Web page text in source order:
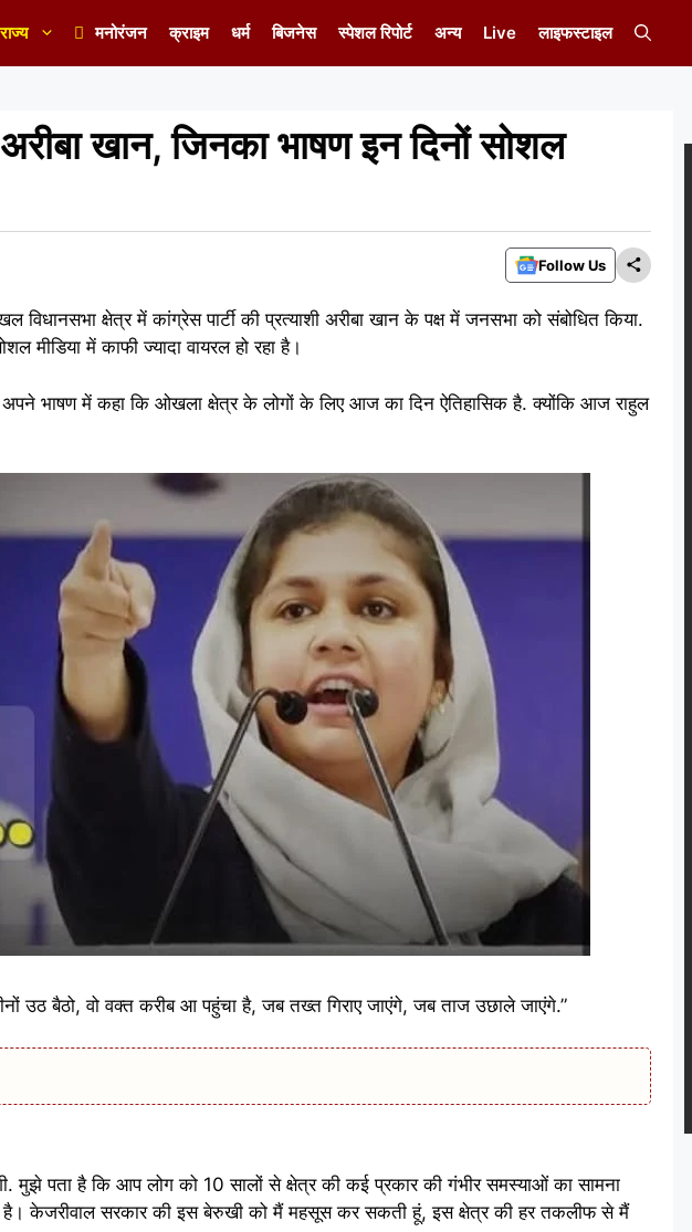
राज्य मनोरंजन क्राइम धर्म बिजनेस स्पेशल रिपोर्ट अन्य Live लाइफस्टाइल
खान, जिनका भाषण इन दिनों सोशल
Follow Us
क्षेत्र में कांग्रेस पार्टी की प्रत्याशी अरीबा खान के पक्ष में जनसभा को संबोधित किया.
मीडिया में काफी ज्यादा वायरल हो रहा है।
अपने भाषण में कहा कि ओखला क्षेत्र के लोगों के लिए आज का दिन ऐतिहासिक है. क्योंकि आज राहुल
उठ बैठो, वो वक्त करीब आ पहुंचा है, जब तख्त गिराए जाएंगे, जब ताज उछाले जाएंगे.”
पता है कि आप लोग को 10 सालों से क्षेत्र की कई प्रकार की गंभीर समस्याओं का सामना
है। केजरीवाल सरकार की इस बेरुखी को मैं महसूस कर सकती हूं, इस क्षेत्र की हर तकलीफ से मैं